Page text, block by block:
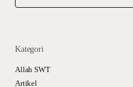
Kategori
Allah SWT
Artikel